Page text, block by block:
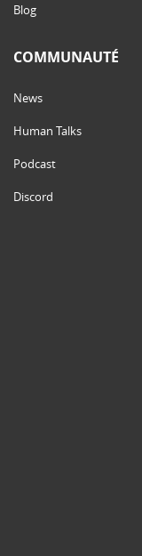
Blog
COMMUNAUTÉ
News
Human Talks
Podcast
Discord